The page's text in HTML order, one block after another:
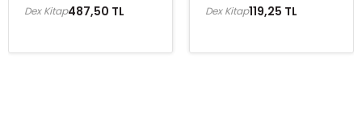
487,50 TL
Dex Kitap 119,25 TL
Dex Kitap